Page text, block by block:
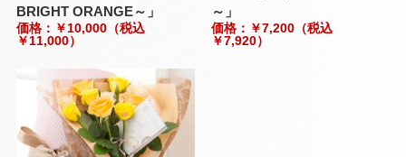
BRIGHT ORANGE～」
価格：￥10,000（税込
￥11,000）
～」
価格：￥7,200（税込
￥7,920）